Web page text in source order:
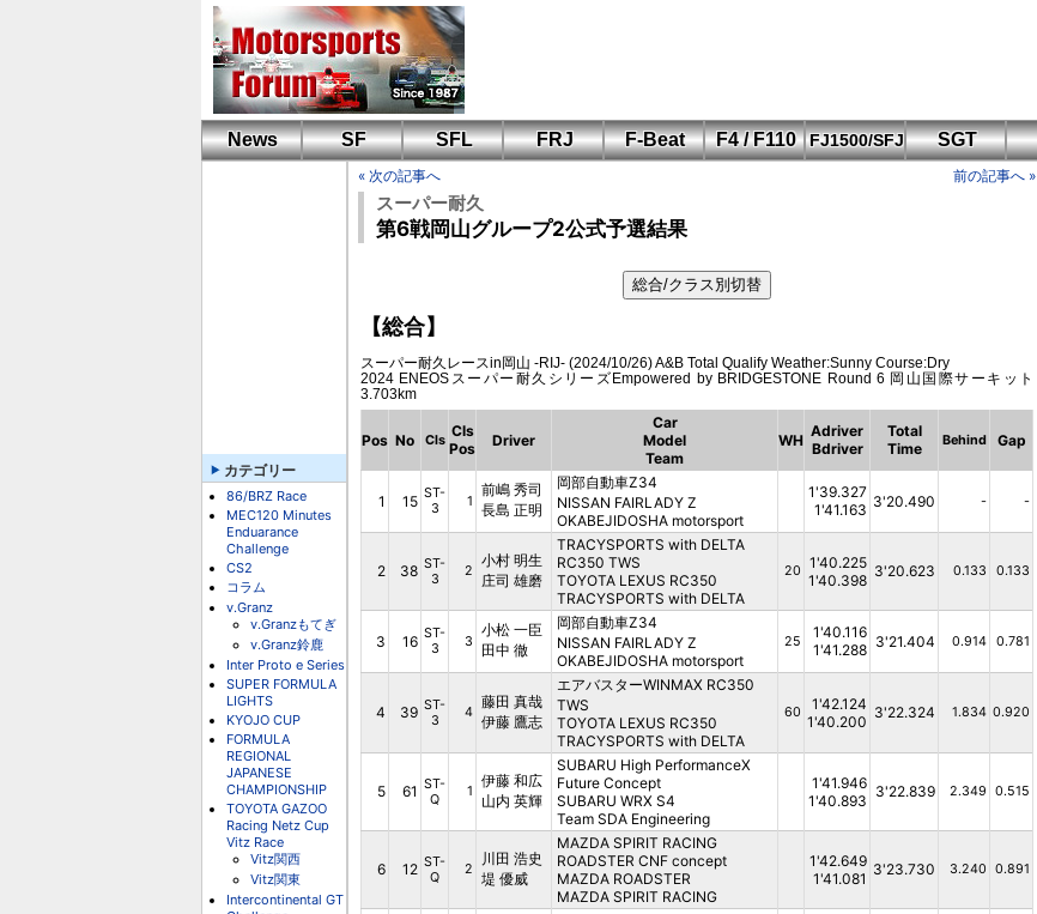
News SF SFL FRJ F-Beat
F4 / F110
FJ1500/SFJ SGT
カテゴリー
86/BRZ Race
MEC120 Minutes
Enduarance
Challenge
CS2
コラム
v.Granz
v.Granzもてぎ
v.Granz鈴鹿
Inter Proto e Series
SUPER FORMULA
LIGHTS
KYOJO CUP
FORMULA
REGIONAL
JAPANESE
CHAMPIONSHIP
TOYOTA GAZOO
Racing Netz Cup
Vitz Race
Vitz関西
Vitz関東
Intercontinental GT
« 次の記事へ 前の記事へ »
スーパー耐久
第6戦岡山グループ2公式予選結果
【総合】
スーパー耐久レースin岡山 -RIJ- (2024/10/26) A&B Total Qualify Weather:Sunny Course:Dry
2024 ENEOSスーパー耐久シリーズEmpowered by BRIDGESTONE Round 6 岡山国際サーキット
3.703km
Pos No Cls
Cls
Pos
Driver
Car
Model
Team
WH
Adriver
Bdriver
Total
Time
Behind Gap
1 15 ST-
3
1
前嶋 秀司
長島 正明
岡部自動車Z34
NISSAN FAIRLADY Z
OKABEJIDOSHA motorsport
1'39.327
1'41.163 3'20.490 - -
2 38 ST-
3
2
小村 明生
庄司 雄磨
TRACYSPORTS with DELTA
RC350 TWS
TOYOTA LEXUS RC350
TRACYSPORTS with DELTA
20
1'40.225
1'40.398
3'20.623 0.133 0.133
3 16 ST-
3
3
小松 一臣
田中 徹
岡部自動車Z34
NISSAN FAIRLADY Z
OKABEJIDOSHA motorsport
25
1'40.116
1'41.288 3'21.404 0.914 0.781
4 39 ST-
3
4
藤田 真哉
伊藤 鷹志
エアバスターWINMAX RC350
TWS
TOYOTA LEXUS RC350
TRACYSPORTS with DELTA
60
1'42.124
1'40.200
3'22.324 1.834 0.920
5 61 ST-
Q
1
伊藤 和広
山内 英輝
SUBARU High PerformanceX
Future Concept
SUBARU WRX S4
Team SDA Engineering
1'41.946
1'40.893
3'22.839 2.349 0.515
6 12 ST-
Q
2
川田 浩史
堤 優威
MAZDA SPIRIT RACING
ROADSTER CNF concept
MAZDA ROADSTER
MAZDA SPIRIT RACING
1'42.649
1'41.081
3'23.730 3.240 0.891